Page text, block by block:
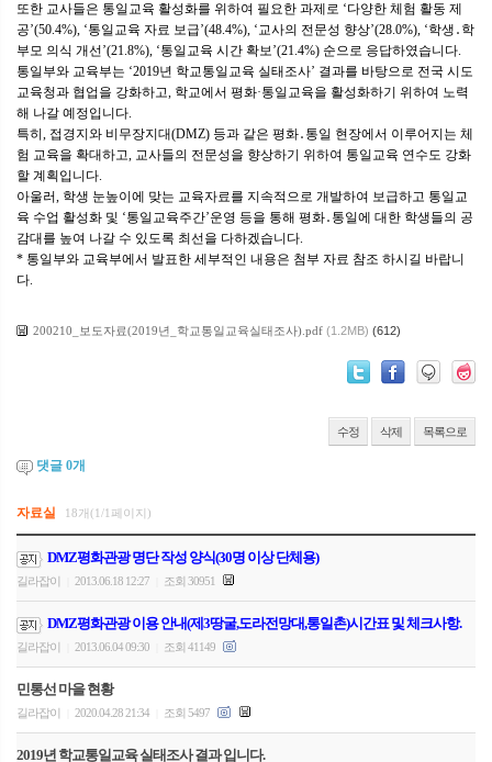
또한 교사들은 통일교육 활성화를 위하여 필요한 과제로 ‘다양한 체험 활동 제
공’(50.4%), ‘통일교육 자료 보급’(48.4%), ‘교사의 전문성 향상’(28.0%), ‘학생․학
부모 의식 개선’(21.8%), ‘통일교육 시간 확보’(21.4%) 순으로 응답하였습니다.
통일부와 교육부는 ‘2019년 학교통일교육 실태조사’ 결과를 바탕으로 전국 시도
교육청과 협업을 강화하고, 학교에서 평화·통일교육을 활성화하기 위하여 노력
해 나갈 예정입니다.
특히, 접경지와 비무장지대(DMZ) 등과 같은 평화․통일 현장에서 이루어지는 체
험 교육을 확대하고, 교사들의 전문성을 향상하기 위하여 통일교육 연수도 강화
할 계획입니다.
아울러, 학생 눈높이에 맞는 교육자료를 지속적으로 개발하여 보급하고 통일교
육 수업 활성화 및 ‘통일교육주간’운영 등을 통해 평화․통일에 대한 학생들의 공
감대를 높여 나갈 수 있도록 최선을 다하겠습니다.
* 통일부와 교육부에서 발표한 세부적인 내용은 첨부 자료 참조 하시길 바랍니
다.
200210_보도자료(2019년_학교통일교육실태조사).pdf (1.2MB) (612)
수정 삭제 목록으로
댓글 0개
자료실 18개(1/1페이지)
DMZ평화관광 명단 작성 양식(30명 이상 단체용)
길라잡이 2013.06.18 12:27 조회 30951
DMZ평화관광 이용 안내(제3땅굴,도라전망대,통일촌)시간표 및 체크사항.
길라잡이 2013.06.04 09:30 조회 41149
민통선 마을 현황
길라잡이 2020.04.28 21:34 조회 5497
2019년 학교통일교육 실태조사 결과 입니다.